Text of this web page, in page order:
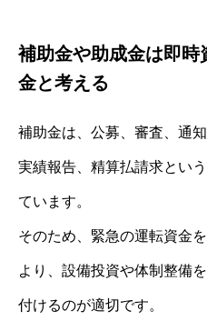
補助金や助成金は即
金と考える
補助金は、公募、審査、通
実績報告、精算払請求とい
ています。
そのため、緊急の運転資金
より、設備投資や体制整備
付けるのが適切です。